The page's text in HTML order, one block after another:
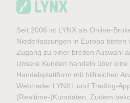
Seit 2006 ist LYNX als Online-
Niederlassungen in Europa bieten
Zugang zu einer breiten Auswahl
Unsere Kunden handeln über eine
Handelsplattform mit hilfreichen
Webtrader LYNX+ und Trading-
(Realtime-)Kursdaten. Zudem